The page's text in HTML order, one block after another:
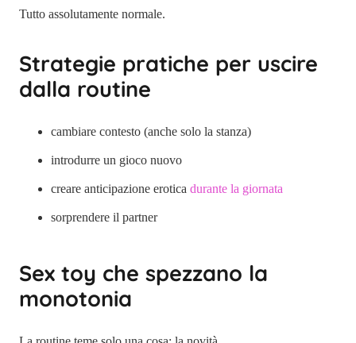
Tutto assolutamente normale.
Strategie pratiche per uscire
dalla routine
cambiare contesto (anche solo la stanza)
introdurre un gioco nuovo
creare anticipazione erotica durante la giornata
sorprendere il partner
Sex toy che spezzano la
monotonia